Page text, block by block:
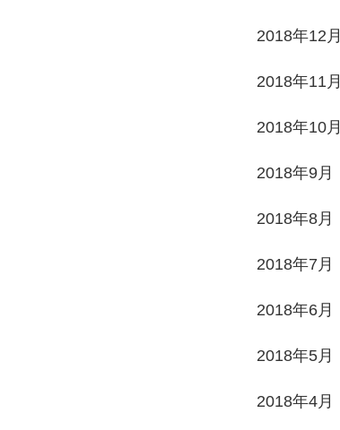
2018年12月
2018年11月
2018年10月
2018年9月
2018年8月
2018年7月
2018年6月
2018年5月
2018年4月